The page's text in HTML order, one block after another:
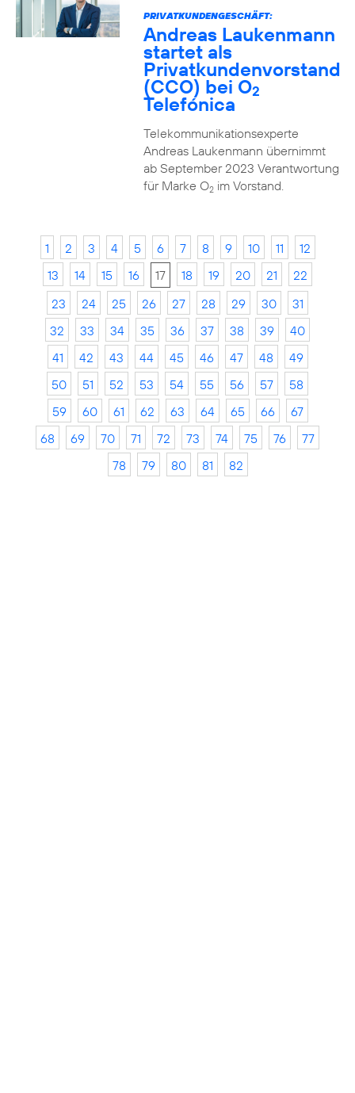
PRIVATKUNDENGESCHÄFT:
Andreas Laukenmann
startet als
Privatkundenvorstand
(CCO) bei O2
Telefónica
Telekommunikationsexperte
Andreas Laukenmann übernimmt
ab September 2023 Verantwortung
für Marke O2im Vorstand.
1 2 3 4 5 6 7 8 9 10 11
12
13
14 15 16 17 18 19 20 21
22
23
24 25 26 27 28 29 30
31
32
33 34 35 36 37 38 39
40
41
42 43 44 45 46 47 48
49
50
51 52 53 54 55 56 57
58
59
60 61 62 63 64 65 66
67
68
69 70 71 72 73 74 75 76
77
78
79 80 81 82